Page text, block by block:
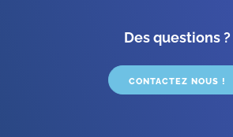
Des questions ?
CONTACTEZ NOUS !